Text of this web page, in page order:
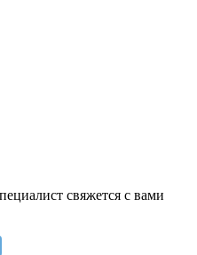
свяжется с вами